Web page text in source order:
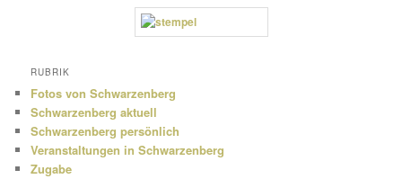
RUBRIK
Fotos von Schwarzenberg
Schwarzenberg aktuell
Schwarzenberg persönlich
Veranstaltungen in Schwarzenberg
Zugabe